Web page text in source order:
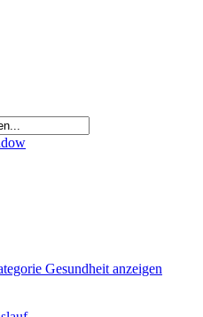
Gesundheit anzeigen